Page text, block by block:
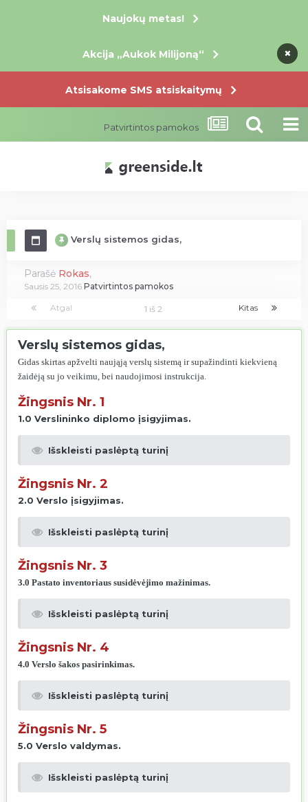
Naujokų metas!
×
Akcija „Aukok Milijoną“ ×
Atsisakome SMS atsiskaitymų
×
Patvirtintos pamokos
Verslų sistemos gidas,
Parašė Rokas,
Sausis 25, 2016 Patvirtintos pamokos
Atgal Kitas
1 iš 2
Verslų sistemos gidas,
Gidas skirtas apžvelti naująją verslų sistemą ir supažindinti kiekvieną
žaidėją su jo veikimu, bei naudojimosi instrukcija.
Žingsnis Nr. 1
1.0 Verslininko diplomo įsigyjimas.
Išskleisti paslėptą turinį
Žingsnis Nr. 2
2.0 Verslo įsigyjimas.
Išskleisti paslėptą turinį
Žingsnis Nr. 3
3.0 Pastato inventoriaus susidėvėjimo mažinimas.
Išskleisti paslėptą turinį
Žingsnis Nr. 4
4.0 Verslo šakos pasirinkimas.
Išskleisti paslėptą turinį
Žingsnis Nr. 5
5.0 Verslo valdymas.
Išskleisti paslėptą turinį